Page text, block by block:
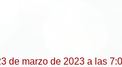
de marzo de 2023 a las